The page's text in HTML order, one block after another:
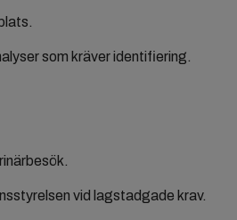
som kräver identifiering.
vid lagstadgade krav.